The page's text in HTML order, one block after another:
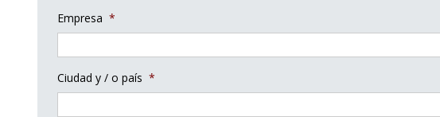
Empresa *
Ciudad y / o país *